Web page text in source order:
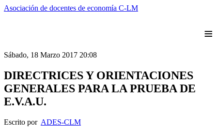
Asociación de docentes de economía C-LM
≡
Sábado, 18 Marzo 2017 20:08
DIRECTRICES Y ORIENTACIONES
GENERALES PARA LA PRUEBA DE
E.V.A.U.
Escrito por ADES-CLM